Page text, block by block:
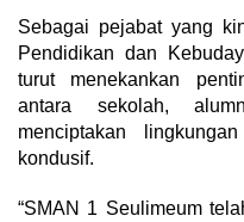
Sebagai pejabat yang
Pendidikan dan
turut menekankan
antara sekolah,
menciptakan
kondusif.
“SMAN 1 Seulimeum